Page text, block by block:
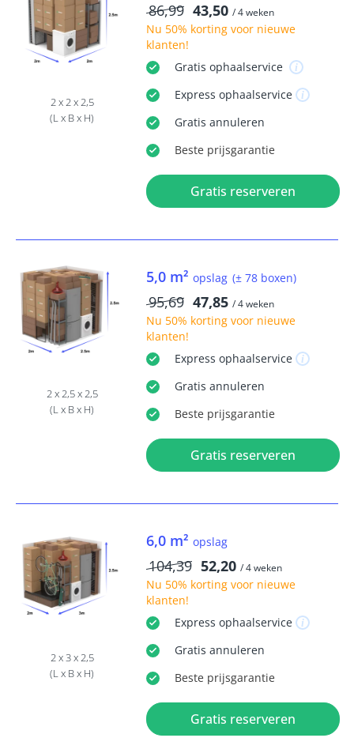
2 x 2 x 2,5
(L x B x H)
86,99 43,50 / 4 weken
Nu 50% kortingvoor nieuwe
klanten!
Gratis ophaalservice
Express ophaalservice
Gratis annuleren
Beste prijsgarantie
Gratis reserveren
2 x 2,5 x 2,5
(L x B x H)
5,0 m² opslag (± 78 boxen)
95,69 47,85 / 4 weken
Nu 50% kortingvoor nieuwe
klanten!
Express ophaalservice
Gratis annuleren
Beste prijsgarantie
Gratis reserveren
2 x 3 x 2,5
(L x B x H)
6,0 m² opslag
104,39 52,20 / 4 weken
Nu 50% kortingvoor nieuwe
klanten!
Express ophaalservice
Gratis annuleren
Beste prijsgarantie
Gratis reserveren